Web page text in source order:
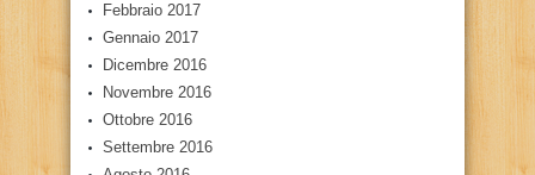
Febbraio 2017
Gennaio 2017
Dicembre 2016
Novembre 2016
Ottobre 2016
Settembre 2016